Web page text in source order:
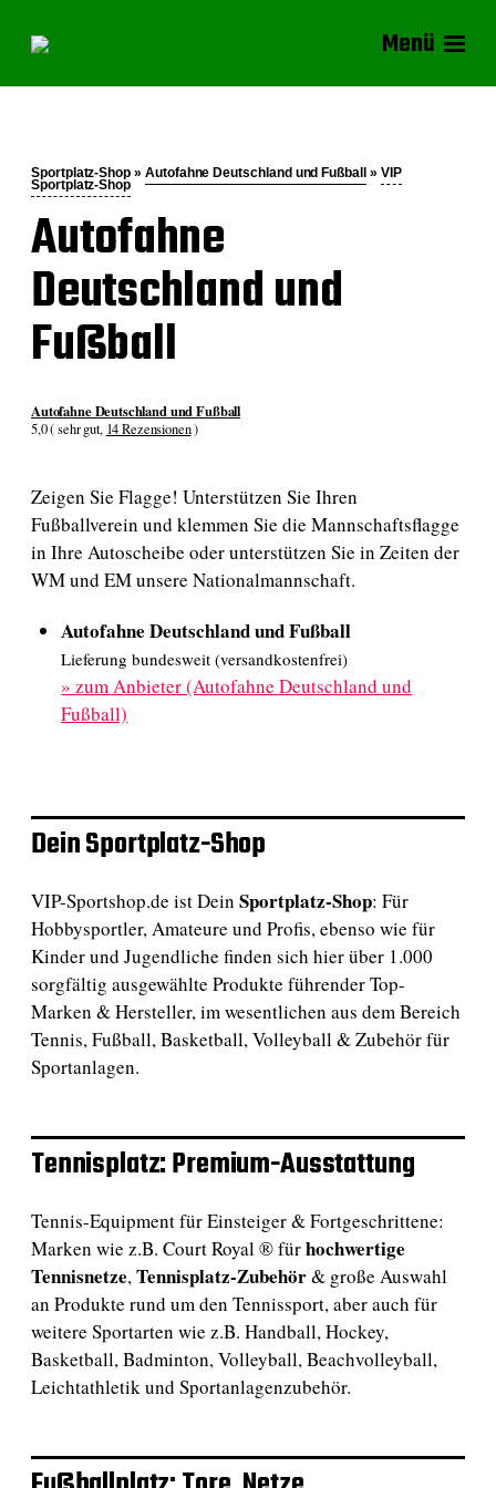
Menü
Sportplatz-Shop » Autofahne Deutschland und Fußball» VIP
Sportplatz-Shop
Autofahne
Deutschland und
Fußball
Autofahne Deutschland und Fußball
5,0 ( sehr gut, 14 Rezensionen)
Zeigen Sie Flagge! Unterstützen Sie Ihren
Fußballverein und klemmen Sie die Mannschaftsflagge
in Ihre Autoscheibe oder unterstützen Sie in Zeiten der
WM und EM unsere Nationalmannschaft.
Autofahne Deutschland und Fußball
Lieferung bundesweit (versandkostenfrei)
»zum Anbieter (Autofahne Deutschland und
Fußball)
Dein Sportplatz-Shop
VIP-Sportshop.de ist Dein Sportplatz-Shop: Für
Hobbysportler, Amateure und Profis, ebenso wie für
Kinder und Jugendliche finden sich hier über 1.000
sorgfältig ausgewählte Produkte führender Top-
Marken & Hersteller, im wesentlichen aus dem Bereich
Tennis, Fußball, Basketball, Volleyball & Zubehör für
Sportanlagen.
Tennisplatz: Premium-Ausstattung
Tennis-Equipment für Einsteiger & Fortgeschrittene:
Marken wie z.B. Court Royal ® fürhochwertige
Tennisnetze,Tennisplatz-Zubehör& große Auswahl
an Produkte rund um den Tennissport, aber auch für
weitere Sportarten wie z.B. Handball, Hockey,
Basketball, Badminton, Volleyball, Beachvolleyball,
Leichtathletik und Sportanlagenzubehör.